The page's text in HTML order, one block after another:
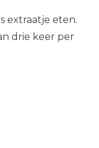
extraatje eten.
drie keer per